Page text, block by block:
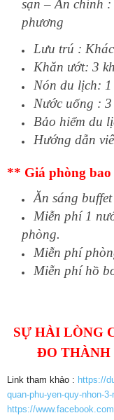
sạn – Ăn chính :
phương
Lưu trú :
Khăn ướt: 3
Nón du lịch:
Nước uống : 3
Bảo hiểm du
Hướng dẫn
** Giá phòng bao
Ăn sáng
Miễn phí 1
phòng.
Miễn phí
Miễn phí hồ
SỰ HÀI LÒNG
ĐO THÀNH
Link tham khảo : https://
quan-phu-yen-quy-nhon-3-
https://